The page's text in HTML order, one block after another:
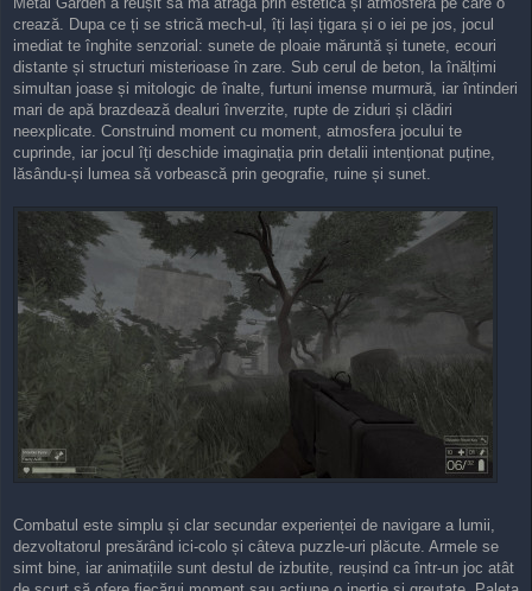
crează. Dupa ce ți se strică mech-ul, îți lași țigara și o iei pe jos, jocul
imediat te înghite senzorial: sunete de ploaie măruntă și tunete, ecouri
distante și structuri misterioase în zare. Sub cerul de beton, la înălțimi
simultan joase și mitologic de înalte, furtuni imense murmură, iar întinderi
mari de apă brazdează dealuri înverzite, rupte de ziduri și clădiri
neexplicate. Construind moment cu moment, atmosfera jocului te
cuprinde, iar jocul îți deschide imaginația prin detalii intenționat puține,
lăsându-și lumea să vorbească prin geografie, ruine și sunet.
Combatul este simplu și clar secundar experienței de navigare a lumii,
dezvoltatorul presărând ici-colo și câteva puzzle-uri plăcute. Armele se
simt bine, iar animațiile sunt destul de izbutite, reușind ca într-un joc atât